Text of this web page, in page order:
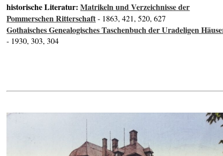
historische Literatur:Matrikeln und Verzeichnisse der
Pommerschen Ritterschaft- 1863, 421, 520, 627
Gothaisches Genealogisches Taschenbuch der Uradeligen
- 1930, 303, 304